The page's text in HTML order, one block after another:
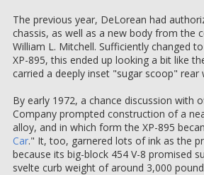
The previous year, DeLorean had
chassis, as well as a new body from the
William L. Mitchell. Sufficiently changed
XP-895, this ended up looking a bit like
carried a deeply inset "sugar scoop"
By early 1972, a chance discussion with
Company prompted construction of a
alloy, and in which form the XP-895
Car." It, too, garnered lots of ink as the
because its big-block 454 V-8 promised
svelte curb weight of around 3,000